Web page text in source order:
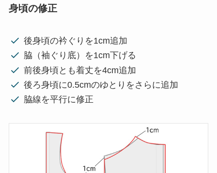
身頃の修正
後身頃の衿ぐりを1cm追加
脇（袖ぐり底）を1cm下げる
前後身頃とも着丈を4cm追加
後ろ身頃に0.5cmのゆとりをさらに追加
脇線を平行に修正